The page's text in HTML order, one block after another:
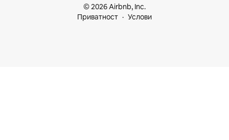
© 2026 Airbnb, Inc.
Приватност
Услови